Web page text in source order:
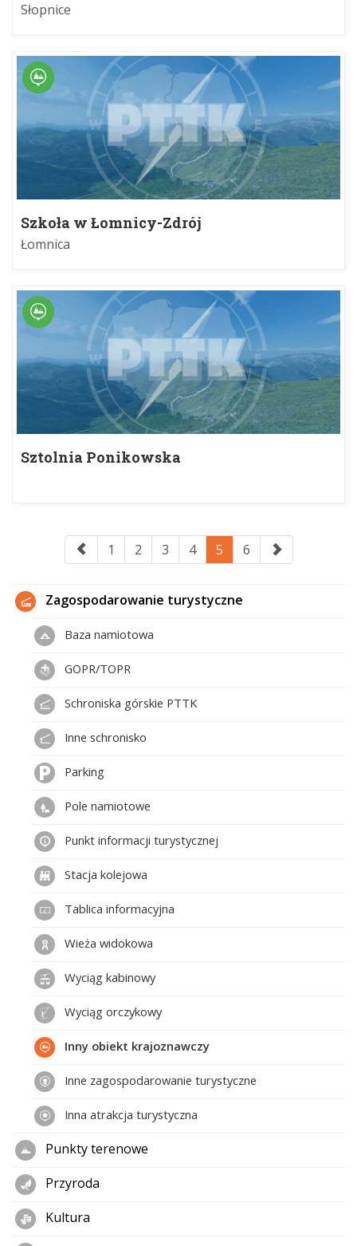
Słopnice
Szkoła w Łomnicy-Zdrój
Łomnica
Sztolnia Ponikowska
1 2 3 4 5 6
Zagospodarowanie turystyczne
Baza namiotowa
GOPR/TOPR
Schroniska górskie PTTK
Inne schronisko
Parking
Pole namiotowe
Punkt informacji turystycznej
Stacja kolejowa
Tablica informacyjna
Wieża widokowa
Wyciąg kabinowy
Wyciąg orczykowy
Inny obiekt krajoznawczy
Inne zagospodarowanie turystyczne
Inna atrakcja turystyczna
Punkty terenowe
Przyroda
Kultura